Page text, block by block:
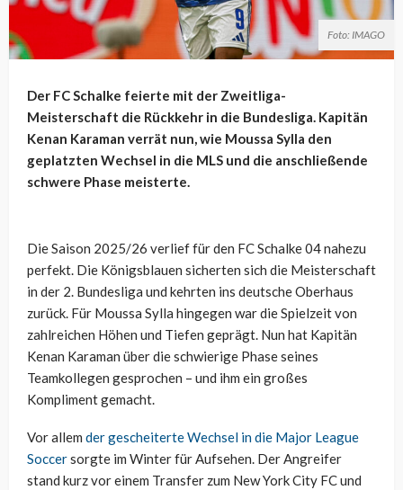
Foto: IMAGO
Der FC Schalke feierte mit der Zweitliga-
Meisterschaft die Rückkehr in die Bundesliga. Kapitän
Kenan Karaman verrät nun, wie Moussa Sylla den
geplatzten Wechsel in die MLS und die anschließende
schwere Phase meisterte.
Die Saison 2025/26 verlief für den FC Schalke 04 nahezu
perfekt. Die Königsblauen sicherten sich die Meisterschaft
in der 2. Bundesliga und kehrten ins deutsche Oberhaus
zurück. Für Moussa Sylla hingegen war die Spielzeit von
zahlreichen Höhen und Tiefen geprägt. Nun hat Kapitän
Kenan Karaman über die schwierige Phase seines
Teamkollegen gesprochen – und ihm ein großes
Kompliment gemacht.
Vor allem der gescheiterte Wechsel in die Major League
Soccersorgte im Winter für Aufsehen. Der Angreifer
stand kurz vor einem Transfer zum New York City FC und